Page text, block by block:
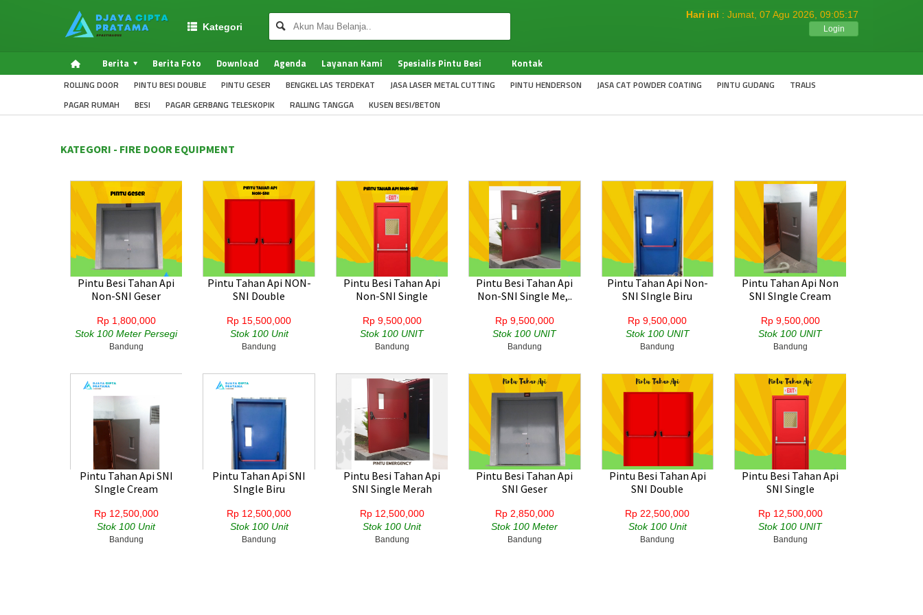
Kategori
Hari ini : Jumat, 07 Agu 2026, 09:05:17
Login
Berita Berita Foto Download Agenda Layanan Kami Spesialis Pintu Besi Kontak
ROLLING DOOR PINTU BESI DOUBLE PINTU GESER BENGKEL LAS TERDEKAT JASA LASER METAL CUTTING PINTU HENDERSON JASA CAT POWDER COATING PINTU GUDANG
TRALIS
PAGAR RUMAH
BESI PAGAR GERBANG TELESKOPIK RALLING TANGGA KUSEN BESI/BETON
KATEGORI - FIRE DOOR EQUIPMENT
Pintu Besi Tahan Api
Non-SNI Geser
Rp 1,800,000
Stok 100 Meter Persegi
Bandung
Pintu Tahan Api NON-
SNI Double
Rp 15,500,000
Stok 100 Unit
Bandung
Pintu Besi Tahan Api
Non-SNI Single
Rp 9,500,000
Stok 100 UNIT
Bandung
Pintu Besi Tahan Api
Non-SNI Single Me,..
Rp 9,500,000
Stok 100 UNIT
Bandung
Pintu Tahan Api Non-
SNI SIngle Biru
Rp 9,500,000
Stok 100 UNIT
Bandung
Pintu Tahan Api Non
SNI SIngle Cream
Rp 9,500,000
Stok 100 UNIT
Bandung
Pintu Tahan Api SNI
SIngle Cream
Rp 12,500,000
Stok 100 Unit
Bandung
Pintu Tahan Api SNI
SIngle Biru
Rp 12,500,000
Stok 100 Unit
Bandung
Pintu Besi Tahan Api
SNI Single Merah
Rp 12,500,000
Stok 100 Unit
Bandung
Pintu Besi Tahan Api
SNI Geser
Rp 2,850,000
Stok 100 Meter
Bandung
Pintu Besi Tahan Api
SNI Double
Rp 22,500,000
Stok 100 Unit
Bandung
Pintu Besi Tahan Api
SNI Single
Rp 12,500,000
Stok 100 UNIT
Bandung